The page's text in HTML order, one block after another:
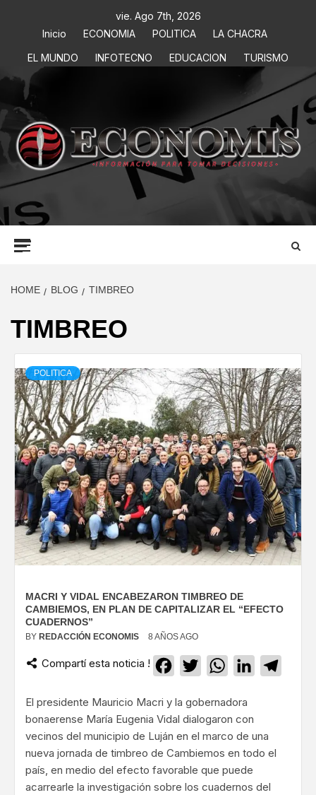
vie. Ago 7th, 2026
Inicio
ECONOMIA POLITICA
LA CHACRA
EL MUNDO
INFOTECNO EDUCACION TURISMO
ECONOMIS
INFORMACIÓN PARA TOMAR DECISIONES
HOME BLOG TIMBREO
TIMBREO
POLITICA
MACRI Y VIDAL ENCABEZARON TIMBREO DE
CAMBIEMOS, EN PLAN DE CAPITALIZAR EL “EFECTO
CUADERNOS”
BY REDACCIÓN ECONOMIS 8 AÑOS AGO
Compartí esta noticia ! Facebook
TwitterWhatsApp
LinkedIn
El presidente Mauricio Macri y la gobernadora
bonaerense María Eugenia Vidal dialogaron con
vecinos del municipio de Luján en el marco de una
nueva jornada de timbreo de Cambiemos en todo el
país, en medio del efecto favorable que puede
acarrearle la investigación sobre los cuadernos del